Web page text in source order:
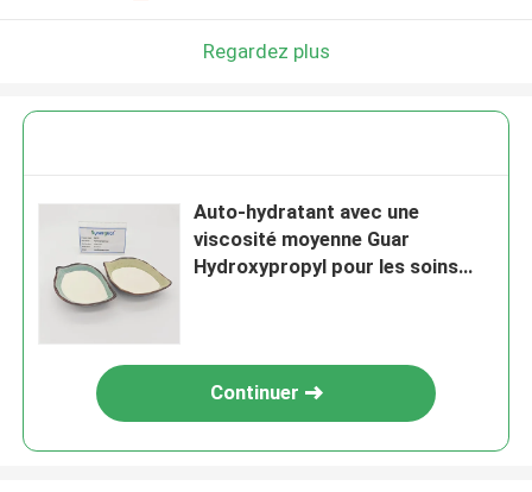
Regardez plus
Auto-hydratant avec une
viscosité moyenne Guar
Hydroxypropyl pour les soins
Continuer